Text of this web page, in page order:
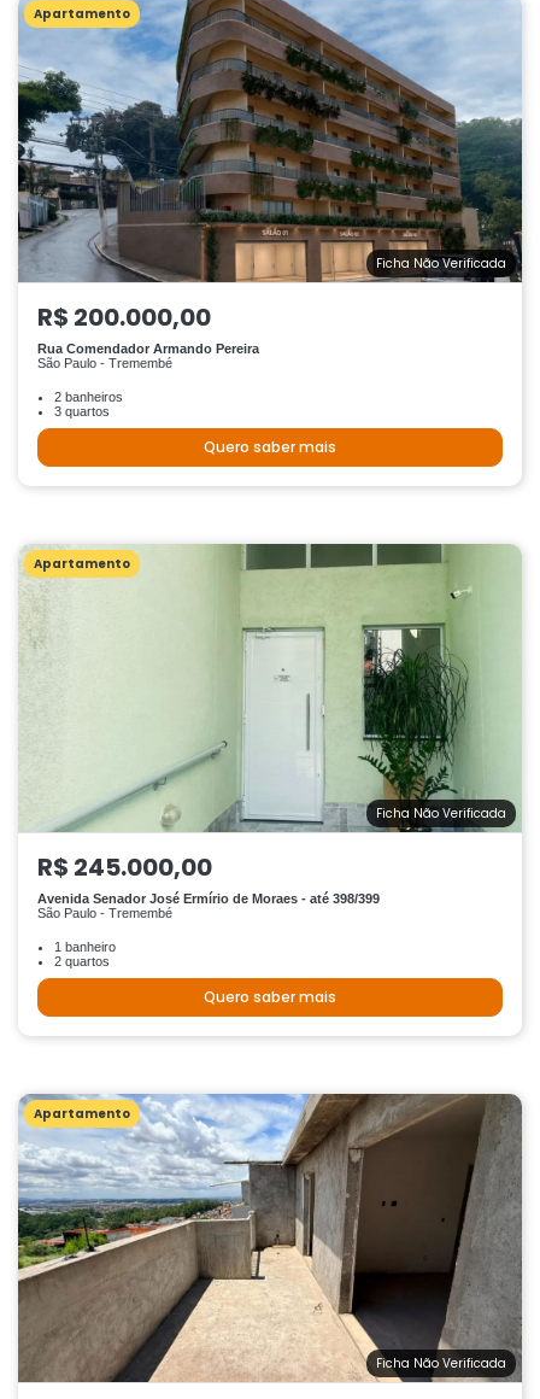
Apartamento
Ficha Não Verificada
R$ 200.000,00
Rua Comendador Armando Pereira
São Paulo - Tremembé
2 banheiros
3 quartos
Quero saber mais
Apartamento
Ficha Não Verificada
R$ 245.000,00
Avenida Senador José Ermírio de Moraes - até 398/399
São Paulo - Tremembé
1 banheiro
2 quartos
Quero saber mais
Apartamento
Ficha Não Verificada